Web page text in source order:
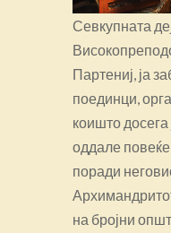
Севкупната
Партениј, ја
поединци,
коишто
оддале
поради
на бројни